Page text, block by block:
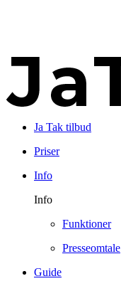
Ja Tak tilbud
Priser
Info
Info
Funktioner
Presseomtale
Guide